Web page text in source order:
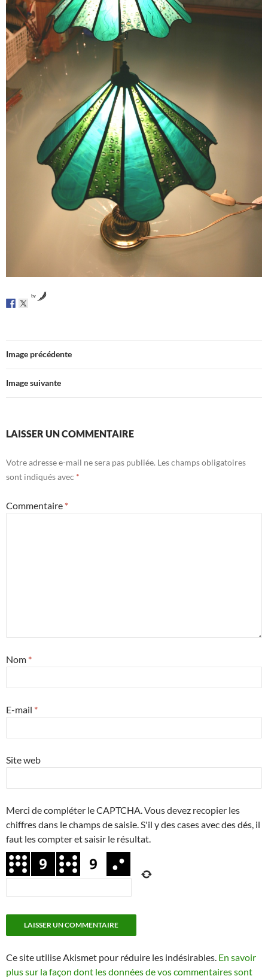
by
Image précédente
Image suivante
LAISSER UN COMMENTAIRE
Votre adresse e-mail ne sera pas publiée. Les champs obligatoires
sont indiqués avec *
Commentaire *
Nom *
E-mail *
Site web
Merci de compléter le CAPTCHA. Vous devez recopier les
chiffres dans le champs de saisie. S'il y des cases avec des dés, il
faut les compter et saisir le résultat.
Ce site utilise Akismet pour réduire les indésirables. En savoir
plus sur la façon dont les données de vos commentaires sont